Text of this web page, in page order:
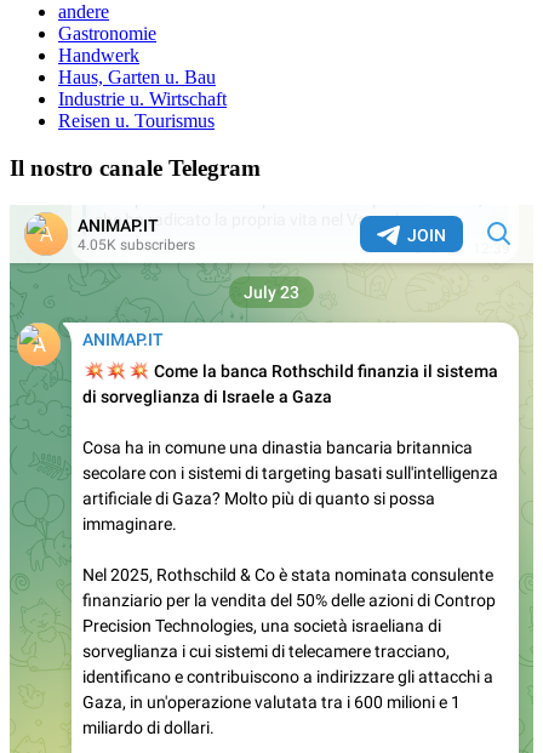
andere
Gastronomie
Handwerk
Haus, Garten u. Bau
Industrie u. Wirtschaft
Reisen u. Tourismus
Il nostro canale Telegram